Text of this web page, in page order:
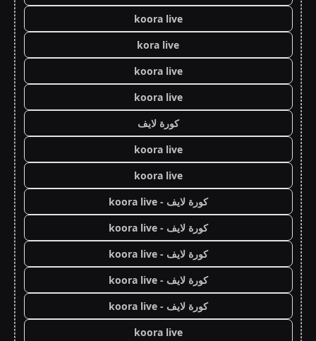
koora live
kora live
koora live
koora live
كورة لايف
koora live
koora live
كورة لايف - koora live
كورة لايف - koora live
كورة لايف - koora live
كورة لايف - koora live
كورة لايف - koora live
koora live